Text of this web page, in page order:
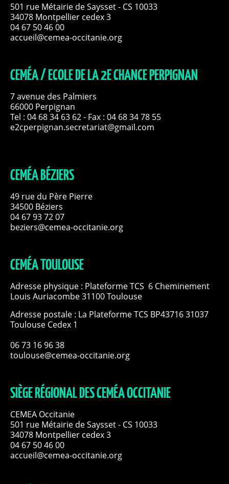
501 rue Métairie de Saysset - CS 10033
34078 Montpellier cedex 3
04 67 50 46 00
accueil@cemea-occitanie.org
CEMÉA / ECOLE DE LA 2E CHANCE PERPIGNAN
7 avenue des Palmiers
66000 Perpignan
Tel : 04 68 34 63 62- Fax : 04 68 34 78 55
e2cperpignan.secretariat@gmail.com
CEMÉA BÉZIERS
49 rue du Père Pierre
34500 Béziers
04 67 93 72 07
beziers@cemea-occitanie.org
CEMÉA TOULOUSE
Adresse physique : Plateforme TCS 6 Cheminement
Louis Auriacombe 31100 Toulouse
Adresse postale : La Plateforme TCS BP43716 31037
Toulouse Cedex 1
06 73 16 96 38
toulouse@cemea-occitanie.org
SIÈGE RÉGIONAL DES CEMÉA OCCITANIE
CEMEA Occitanie
501 rue Métairie de Saysset - CS 10033
34078 Montpellier cedex 3
04 67 50 46 00
accueil@cemea-occitanie.org